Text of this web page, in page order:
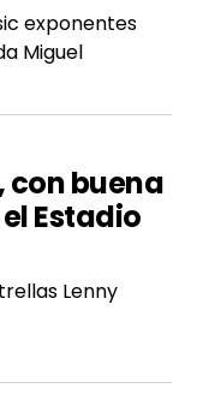
exponentes
Miguel
con buena
Estadio
Lenny